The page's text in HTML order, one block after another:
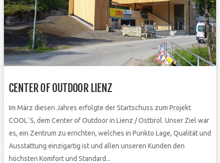
CENTER OF OUTDOOR LIENZ
Im März diesen Jahres erfolgte der Startschuss zum Projekt
COOL`S, dem Center of Outdoor in Lienz / Osttirol. Unser Ziel war
es, ein Zentrum zu errichten, welches in Punkto Lage, Qualität und
Ausstattung einzigartig ist und allen unseren Kunden den
höchsten Komfort und Standard...